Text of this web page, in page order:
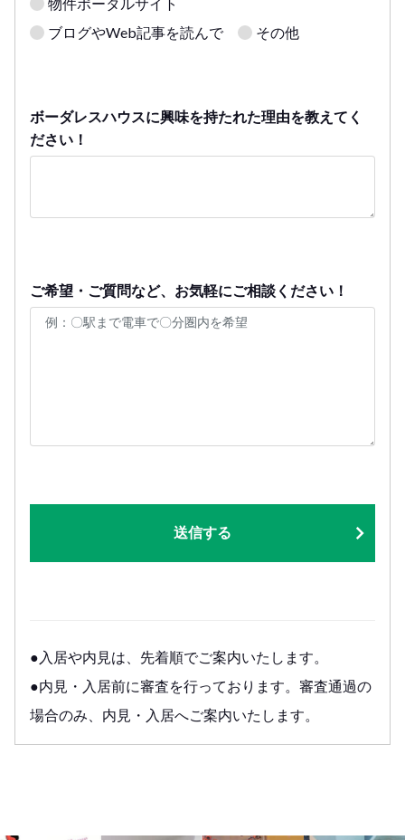
ブログやWeb記事を読んで
その他
ボーダレスハウスに興味を持たれた理由を教えてく
ださい！
ご希望・ご質問など、お気軽にご相談ください！
送信する
●入居や内見は、先着順でご案内いたします。
●内見・入居前に審査を行っております。審査通過の
場合のみ、内見・入居へご案内いたします。